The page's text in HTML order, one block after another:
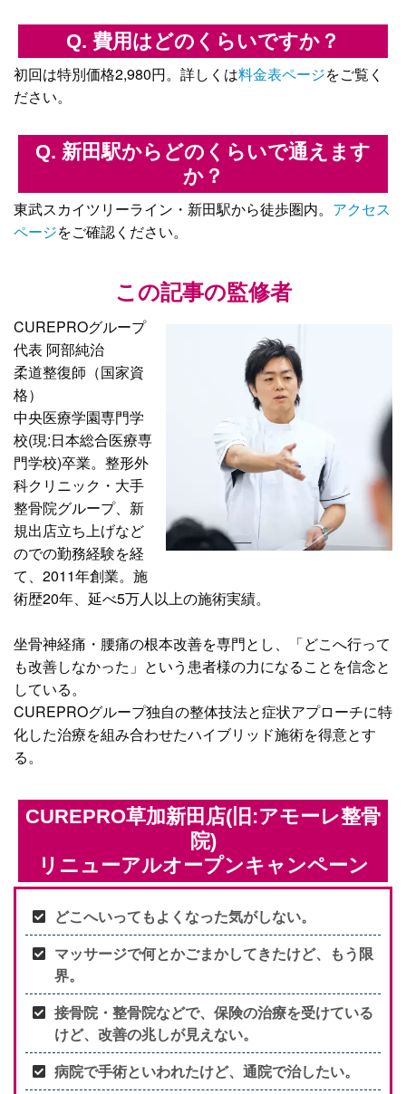
Q. 費用はどのくらいですか？
初回は特別価格2,980円。詳しくは料金表ページをご覧く
ださい。
Q. 新田駅からどのくらいで通えます
か？
東武スカイツリーライン・新田駅から徒歩圏内。 アクセス
ページをご確認ください。
この記事の監修者
CUREPROグループ
代表 阿部純治
柔道整復師（国家資
格）
中央医療学園専門学
校(現:日本総合医療専
門学校)卒業。整形外
科クリニック・大手
整骨院グループ、新
規出店立ち上げなど
のでの勤務経験を経
て、2011年創業。施
術歴20年、延べ5万人以上の施術実績。
坐骨神経痛・腰痛の根本改善を専門とし、「どこへ行って
も改善しなかった」という患者様の力になることを信念と
している。
CUREPROグループ独自の整体技法と症状アプローチに特
化した治療を組み合わせたハイブリッド施術を得意とす
る。
CUREPRO草加新田店(旧:アモーレ整骨
院)
リニューアルオープンキャンペーン
どこへいってもよくなった気がしない。
マッサージで何とかごまかしてきたけど、もう限
界。
接骨院・整骨院などで、保険の治療を受けている
けど、改善の兆しが見えない。
病院で手術といわれたけど、通院で治したい。